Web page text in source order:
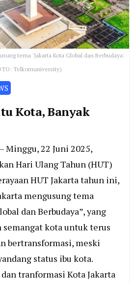
tema 'Jakarta Kota Global dan Berbudaya'.
Telkomuniversity)
Kota, Banyak
Minggu, 22 Juni 2025,
Hari Ulang Tahun (HUT)
HUT Jakarta tahun ini,
mengusung tema
dan Berbudaya”, yang
kota untuk terus
bertransformasi, meski
status ibu kota.
tranformasi Kota Jakarta